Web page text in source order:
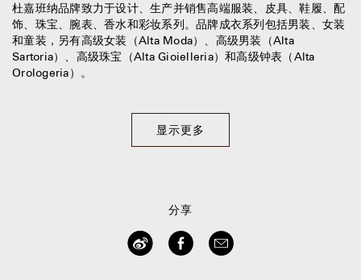
杜嘉班纳品牌致力于设计、生产并销售高端服装、皮具、鞋履、配
饰、珠宝、腕表、香水和彩妆系列。品牌成衣系列包括男装、女装
和童装，另有高级女装（Alta Moda）、高级男装（Alta
Sartoria）、高级珠宝（Alta Gioielleria）和高级钟表（Alta
Orologeria）。
显示更多
分享